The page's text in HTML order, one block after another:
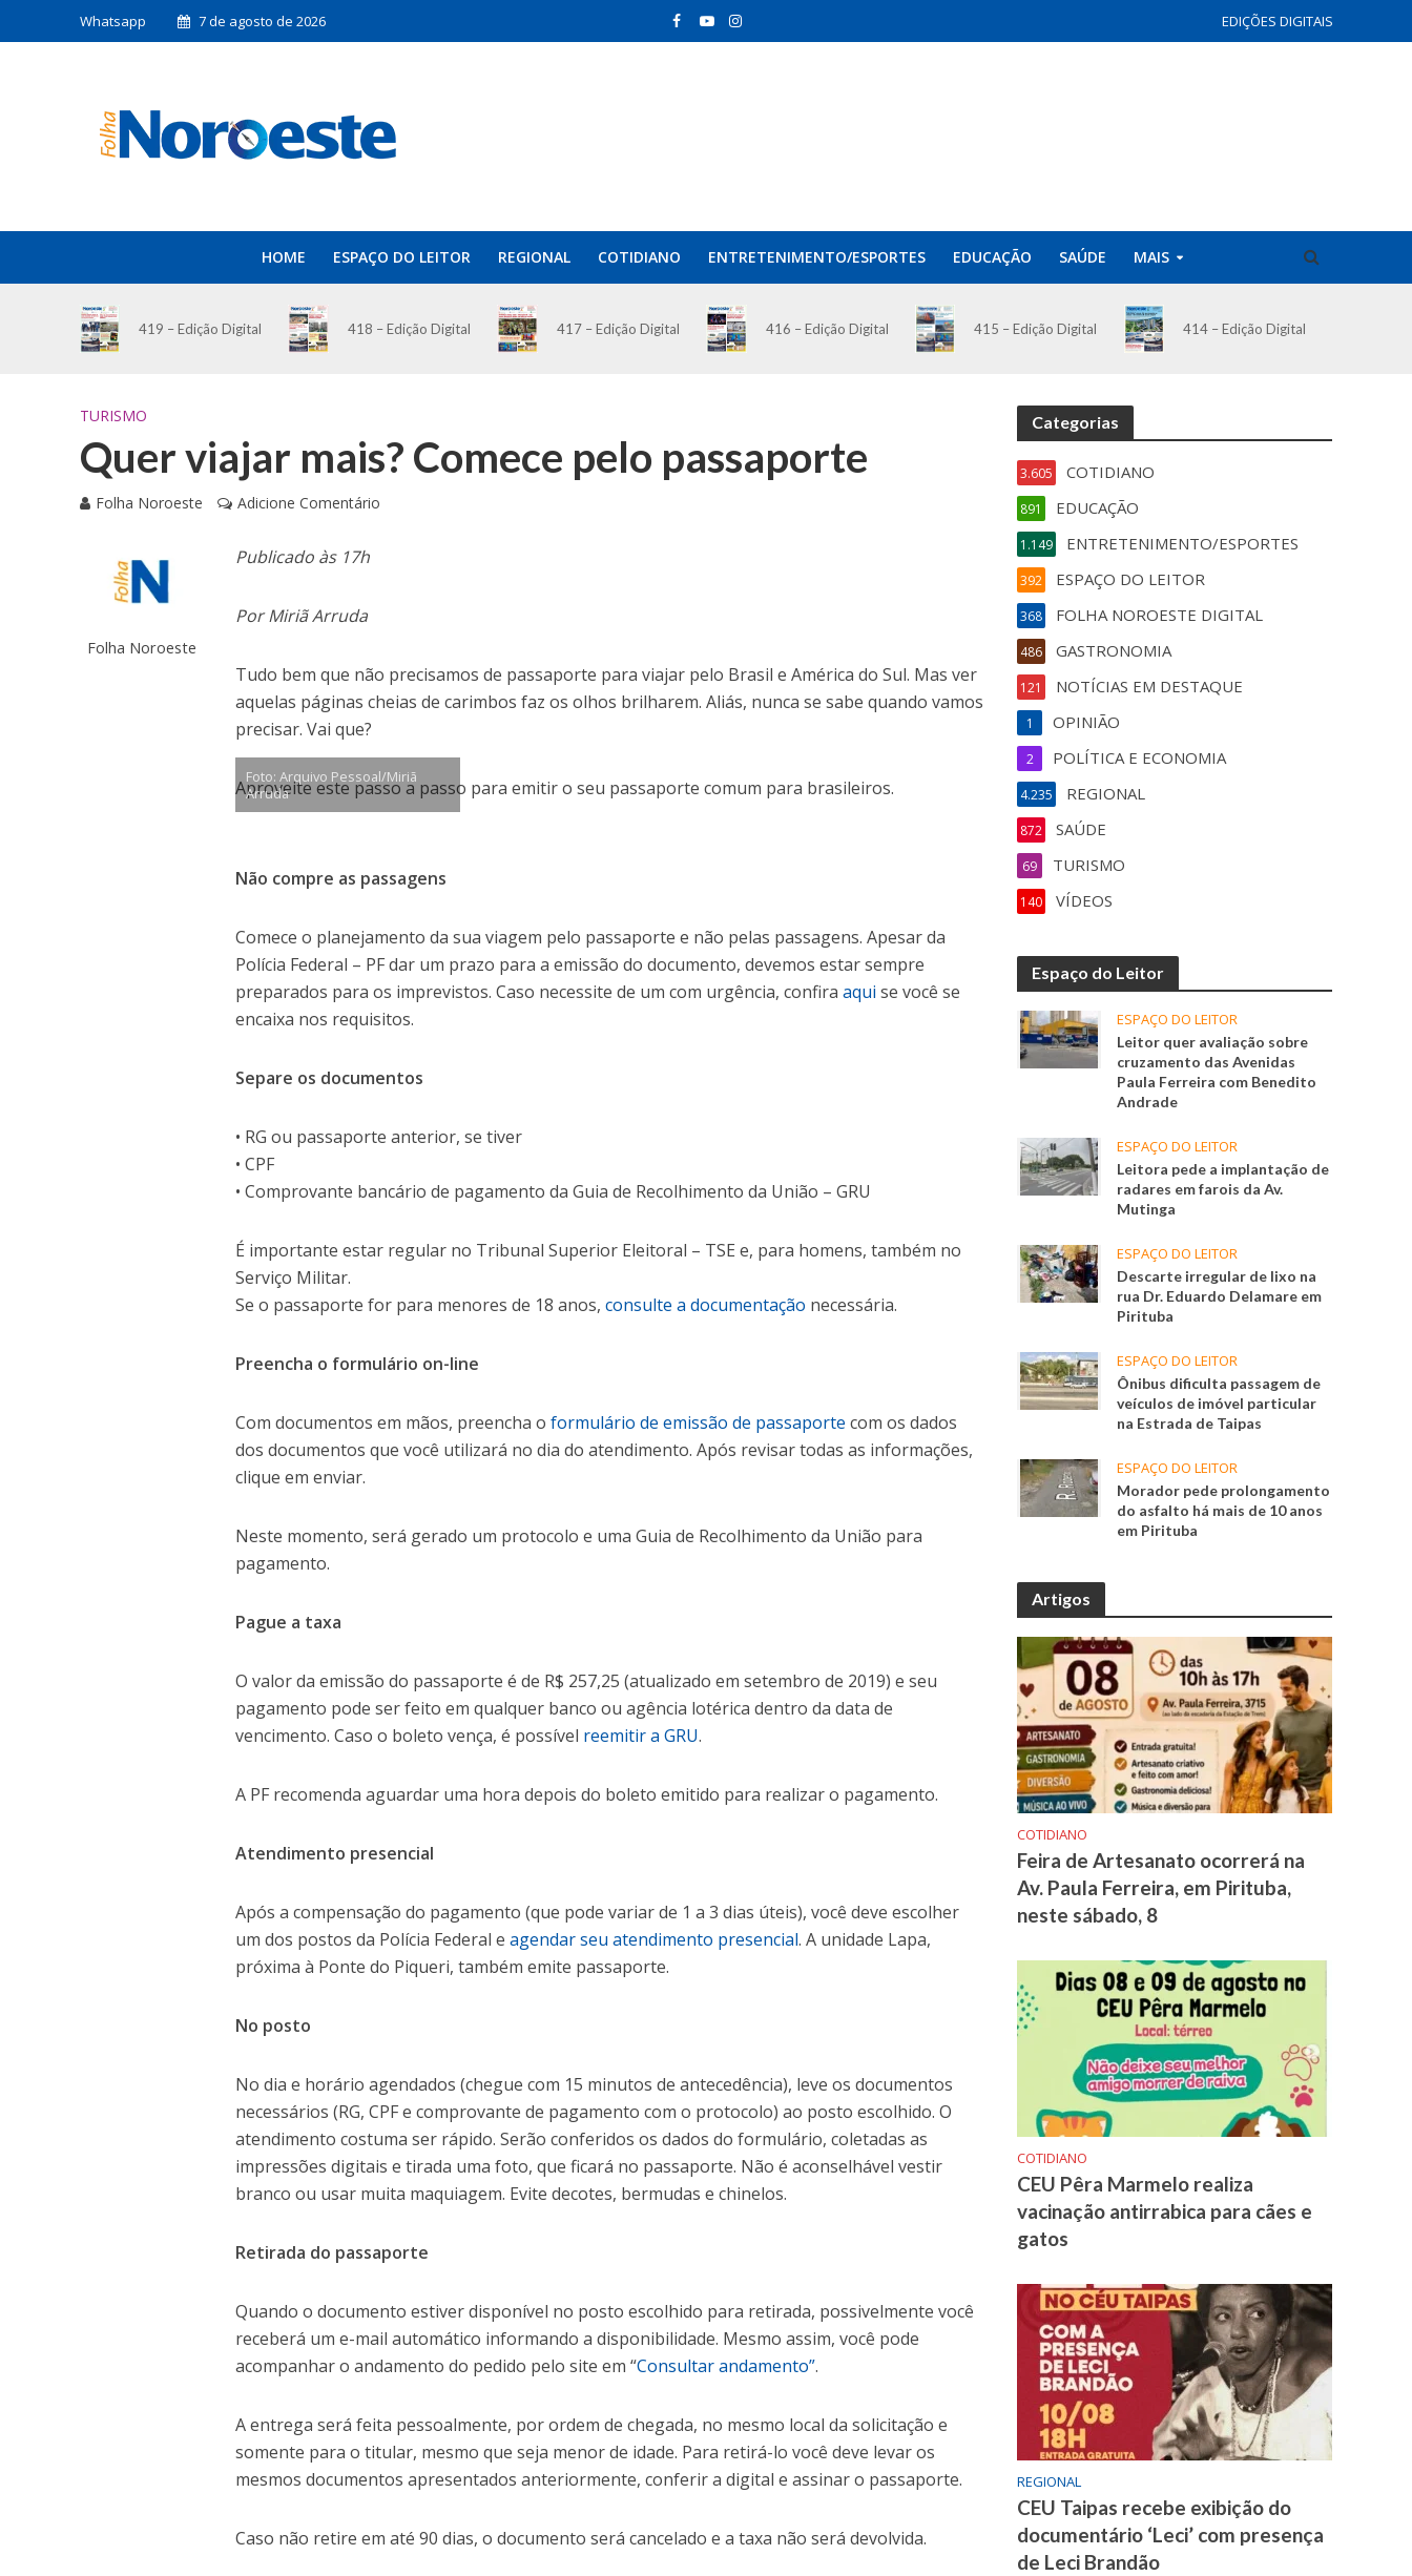
Whatsapp 7 de agosto de 2026 EDIÇÕES DIGITAIS
HOME ESPAÇO DO LEITOR REGIONAL COTIDIANO ENTRETENIMENTO/ESPORTES EDUCAÇÃO SAÚDE MAIS
419 – Edição Digital 418 – Edição Digital 417 – Edição Digital 416 – Edição Digital 415 – Edição Digital 414 – Edição Digital
TURISMO
Quer viajar mais? Comece pelo passaporte
Folha Noroeste Adicione Comentário
Folha Noroeste
Publicado às 17h
Por Miriã Arruda
Tudo bem que não precisamos de passaporte para viajar pelo Brasil e América do Sul. Mas ver
aquelas páginas cheias de carimbos faz os olhos brilharem. Aliás, nunca se sabe quando vamos
precisar. Vai que?
Aproveite este passo a passo para emitir o seu passaporte comum para brasileiros.
Foto: Arquivo Pessoal/Miriã
Arruda
Não compre as passagens
Comece o planejamento da sua viagem pelo passaporte e não pelas passagens. Apesar da
Polícia Federal – PF dar um prazo para a emissão do documento, devemos estar sempre
preparados para os imprevistos. Caso necessite de um com urgência, confiraaqui se você se
encaixa nos requisitos.
Separe os documentos
• RG ou passaporte anterior, se tiver
• CPF
• Comprovante bancário de pagamento da Guia de Recolhimento da União – GRU
É importante estar regular no Tribunal Superior Eleitoral – TSE e, para homens, também no
Serviço Militar.
Se o passaporte for para menores de 18 anos,consulte a documentação necessária.
Preencha o formulário on-line
Com documentos em mãos, preencha oformulário de emissão de passaporte com os dados
dos documentos que você utilizará no dia do atendimento. Após revisar todas as informações,
clique em enviar.
Neste momento, será gerado um protocolo e uma Guia de Recolhimento da União para
pagamento.
Pague a taxa
O valor da emissão do passaporte é de R$ 257,25 (atualizado em setembro de 2019) e seu
pagamento pode ser feito em qualquer banco ou agência lotérica dentro da data de
vencimento. Caso o boleto vença, é possível reemitir a GRU.
A PF recomenda aguardar uma hora depois do boleto emitido para realizar o pagamento.
Atendimento presencial
Após a compensação do pagamento (que pode variar de 1 a 3 dias úteis), você deve escolher
um dos postos da Polícia Federal eagendar seu atendimento presencial. A unidade Lapa,
próxima à Ponte do Piqueri, também emite passaporte.
No posto
No dia e horário agendados (chegue com 15 minutos de antecedência), leve os documentos
necessários (RG, CPF e comprovante de pagamento com o protocolo) ao posto escolhido. O
atendimento costuma ser rápido. Serão conferidos os dados do formulário, coletadas as
impressões digitais e tirada uma foto, que ficará no passaporte. Não é aconselhável vestir
branco ou usar muita maquiagem. Evite decotes, bermudas e chinelos.
Retirada do passaporte
Quando o documento estiver disponível no posto escolhido para retirada, possivelmente você
receberá um e-mail automático informando a disponibilidade. Mesmo assim, você pode
acompanhar o andamento do pedido pelo site em “Consultar andamento”.
A entrega será feita pessoalmente, por ordem de chegada, no mesmo local da solicitação e
somente para o titular, mesmo que seja menor de idade. Para retirá-lo você deve levar os
mesmos documentos apresentados anteriormente, conferir a digital e assinar o passaporte.
Caso não retire em até 90 dias, o documento será cancelado e a taxa não será devolvida.
Categorias
COTIDIANO
3.605
EDUCAÇÃO
891
ENTRETENIMENTO/ESPORTES
1.149
ESPAÇO DO LEITOR
392
FOLHA NOROESTE DIGITAL
368
GASTRONOMIA
486
NOTÍCIAS EM DESTAQUE
121
OPINIÃO
1
POLÍTICA E ECONOMIA
2
REGIONAL
4.235
SAÚDE
872
TURISMO
69
VÍDEOS
140
Espaço do Leitor
ESPAÇO DO LEITOR
Leitor quer avaliação sobre
cruzamento das Avenidas
Paula Ferreira com Benedito
Andrade
ESPAÇO DO LEITOR
Leitora pede a implantação de
radares em farois da Av.
Mutinga
ESPAÇO DO LEITOR
Descarte irregular de lixo na
rua Dr. Eduardo Delamare em
Pirituba
ESPAÇO DO LEITOR
Ônibus dificulta passagem de
veículos de imóvel particular
na Estrada de Taipas
ESPAÇO DO LEITOR
Morador pede prolongamento
do asfalto há mais de 10 anos
em Pirituba
Artigos
COTIDIANO
Feira de Artesanato ocorrerá na
Av. Paula Ferreira, em Pirituba,
neste sábado, 8
COTIDIANO
CEU Pêra Marmelo realiza
vacinação antirrabica para cães e
gatos
REGIONAL
CEU Taipas recebe exibição do
documentário ‘Leci’ com presença
de Leci Brandão